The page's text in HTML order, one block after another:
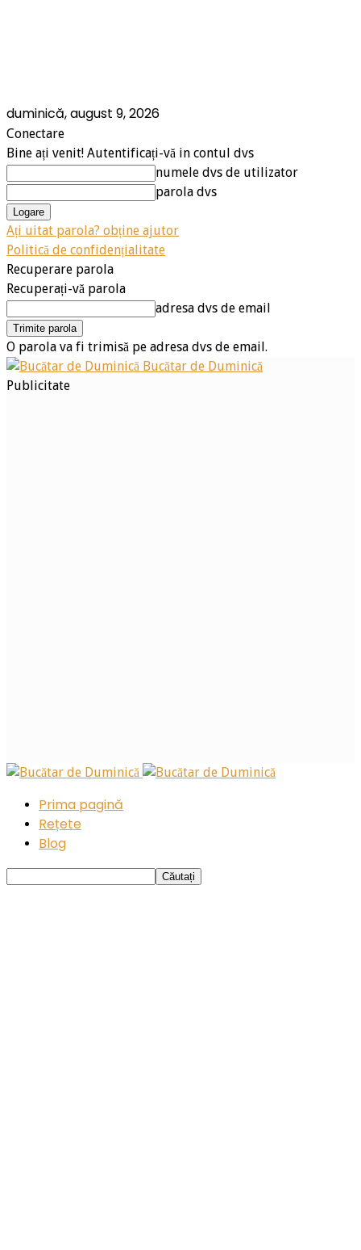
duminică, august 9, 2026
Conectare
Bine ați venit! Autentificați-vă in contul dvs
numele dvs de utilizator
parola dvs
Ați uitat parola? obține ajutor
Politică de confidențialitate
Recuperare parola
Recuperați-vă parola
adresa dvs de email
O parola va fi trimisă pe adresa dvs de email.
Bucătar de Duminică
Publicitate
Prima pagină
Rețete
Blog